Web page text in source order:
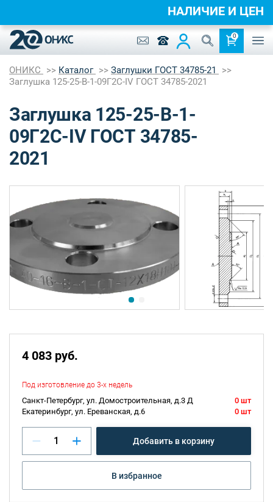
0
ОНИКС Каталог
Заглушки ГОСТ 34785-21
Заглушка 125-25-B-1-09Г2С-IV ГОСТ 34785-2021
Заглушка 125-25-B-1-
09Г2С-IV ГОСТ 34785-
2021
4 083 руб.
Под изготовление до 3-х недель
Санкт-Петербург, ул. Домостроительная, д.3 Д
0 шт
Екатеринбург, ул. Ереванская, д.6
0 шт
Добавить в корзину
В избранное
НАЛИЧИЕ И